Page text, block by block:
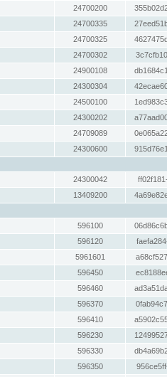
24700200
24700335
24700325
24700302
24900108
24300304
24500100
24300202
24709089
24300600
24300042
13409200
596100
596120
5961601
596450
596460
596370
596410
596230
596330
596350